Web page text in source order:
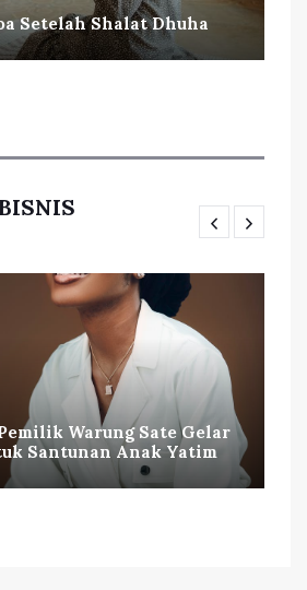
Setelah Shalat Dhuha
Warung Sate Gelar
Santunan Anak Yatim